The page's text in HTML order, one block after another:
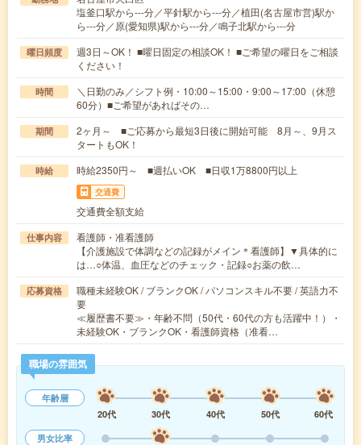
塩釜口駅から---分／平針駅から---分／植田(名古屋市営)駅か
ら---分／原(愛知県)駅から---分／鳴子北駅から---分
曜日頻度
週3日～OK！ ■曜日固定の相談OK！ ■ご希望の曜日をご相談
ください！
時間
＼日勤のみ／シフト例・10:00～15:00・9:00～17:00（休憩
60分）■ご希望があればその…
期間
2ヶ月～ ■ご応募から最短3日後に開始可能 8月～、9月ス
タートもOK！
時給 時給2350円～ ■週払いOK ■日収1万8800円以上
交通費
交通費全額支給
仕事内容
看護師・准看護師
【介護施設で体調などの記録がメイン＊看護師】▼具体的に
は…○体温、血圧などのチェック・記録○お薬の飲…
応募資格
職種未経験OK / ブランクOK / パソコンスキル不要 / 英語力不
要
≪履歴書不要≫・年齢不問（50代・60代の方も活躍中！）・
未経験OK・ブランクOK・看護師資格（准看…
職場の雰囲気
年齢層
20代
30代 40代 50代
60代
男女比率